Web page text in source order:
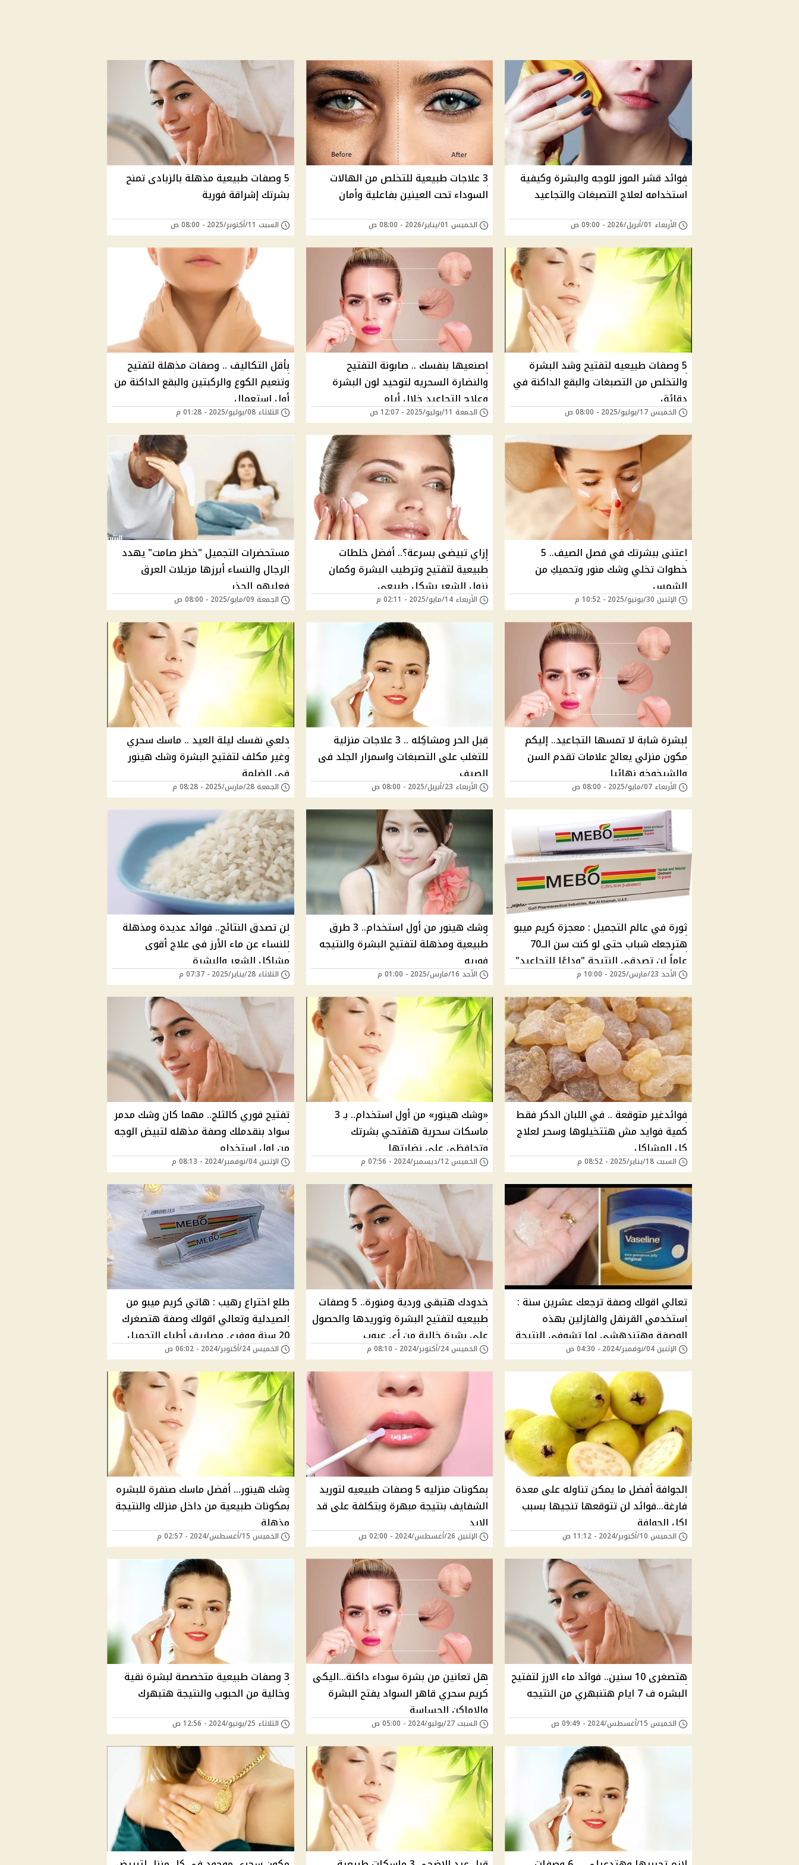
فوائد قشر الموز للوجه والبشرة وكيفية
استخدامه لعلاج التصبغات والتجاعيد
الأربعاء 01/أبريل/2026 - 09:00 ص
3 علاجات طبيعية للتخلص من الهالات
السوداء تحت العينين بفاعلية وأمان
الخميس 01/يناير/2026 - 08:00 ص
5 وصفات طبيعية مذهلة بالزبادى تمنح
بشرتك إشراقة فورية
السبت 11/أكتوبر/2025 - 08:00 ص
5 وصفات طبيعيه لتفتيح وشد البشرة
والتخلص من التصبغات والبقع الداكنة في
دقائق
الخميس 17/يوليو/2025 - 08:00 ص
اصنعيها بنفسك .. صابونة التفتيح
والنضارة السحريه لتوحيد لون البشرة
وعلاج التجاعيد خلال أيام
الجمعة 11/يوليو/2025 - 12:07 ص
بأقل التكاليف .. وصفات مذهلة لتفتيح
وتنعيم الكوع والركبتين والبقع الداكنة من
أول استعمال
الثلاثاء 08/يوليو/2025 - 01:28 م
اعتنى ببشرتك في فصل الصيف.. 5
خطوات تخلي وشك منور وتحميكِ من
الشمس
الإثنين 30/يونيو/2025 - 10:52 م
إزاي تبيضى بسرعة؟.. أفضل خلطات
طبيعية لتفتيح وترطيب البشرة وكمان
نزول الشعر بشكل طبيعي
الأربعاء 14/مايو/2025 - 02:11 م
مستحضرات التجميل "خطر صامت" يهدد
الرجال والنساء أبرزها مزيلات العرق
فعليهم الحذر
الجمعة 09/مايو/2025 - 08:00 ص
لبشرة شابة لا تمسها التجاعيد.. إليكم
مكون منزلي يعالج علامات تقدم السن
والشيخوخه نهائيا
الأربعاء 07/مايو/2025 - 08:00 ص
قبل الحر ومشاكِله .. 3 علاجات منزلية
للتغلب على التصبغات واسمرار الجلد فى
الصيف
الأربعاء 23/أبريل/2025 - 08:00 ص
دلعي نفسك ليلة العيد .. ماسك سحري
وغير مكلف لتفتيح البشرة وشك هينور
في الضلمة
الجمعة 28/مارس/2025 - 08:28 م
ثورة في عالم التجميل : معجزة كريم ميبو
هترجعك شباب حتى لو كنت سن الــ70
عاماً لن تصدقي النتيجة "وداعًا للتجاعيد"
الأحد 23/مارس/2025 - 10:00 م
وشك هينور من أول استخدام.. 3 طرق
طبيعية ومذهلة لتفتيح البشرة والنتيجه
فوريه
الأحد 16/مارس/2025 - 01:00 م
لن تصدق النتائج.. فوائد عديدة ومذهلة
للنساء عن ماء الأرز فى علاج أقوى
مشاكل الشعر والبشرة
الثلاثاء 28/يناير/2025 - 07:37 م
فوائدغير متوقعة .. في اللبان الدكر فقط
كمية فوايد مش هتتخيلوها وسحر لعلاج
كل المشاكل
السبت 18/يناير/2025 - 08:52 م
«وشك هينور» من أول استخدام.. بـ 3
ماسكات سحرية هتفتحي بشرتك
وتحافظي على نضارتها
الخميس 12/ديسمبر/2024 - 07:56 م
تفتيح فوري كالثلج.. مهما كان وشك مدمر
سواد بنقدملك وصفة مذهله لتبيض الوجه
من اول استخدام
الإثنين 04/نوفمبر/2024 - 08:13 م
تعالي اقولك وصفة ترجعك عشرين سنة :
استخدمي القرنفل والفازلين بهذه
الوصفة وهتندهشي لما تشوفي النتيجة
الإثنين 04/نوفمبر/2024 - 04:30 ص
خدودك هتبقى وردية ومنورة.. 5 وصفات
طبيعيه لتفتيح البشرة وتوريدها والحصول
على بشرة خالية من أي عيوب
الخميس 24/أكتوبر/2024 - 08:10 م
طلع اختراع رهيب : هاتي كريم ميبو من
الصيدلية وتعالي اقولك وصفة هتصغرك
20 سنة ووفري مصاريف أطباء التجميل
الخميس 24/أكتوبر/2024 - 06:02 ص
الجوافة أفضل ما يمكن تناوله على معدة
فارغة...فوائد لن تتوقعها تنجيها بسبب
اكل الجوافة
الخميس 10/أكتوبر/2024 - 11:12 ص
بمكونات منزليه 5 وصفات طبيعيه لتوريد
الشفايف بنتيجة مبهرة وبتكلفة على قد
الإيد
الإثنين 26/أغسطس/2024 - 02:00 ص
وشك هينور... أفضل ماسك صنفرة للبشره
بمكونات طبيعية من داخل منزلك والنتيجة
مذهلة
الخميس 15/أغسطس/2024 - 02:57 م
هتصغرى 10 سنين.. فوائد ماء الارز لتفتيح
البشره ف 7 ايام هتنبهري من النتيجه
الخميس 15/أغسطس/2024 - 09:49 ص
هل تعانين من بشرة سوداء داكنة...اليكى
كريم سحري قاهر السواد يفتح البشرة
والاماكن الحساسة
السبت 27/يوليو/2024 - 05:00 ص
3 وصفات طبيعية متخصصة لبشرة نقية
وخالية من الحبوب والنتيجة هتبهرك
الثلاثاء 25/يونيو/2024 - 12:56 ص